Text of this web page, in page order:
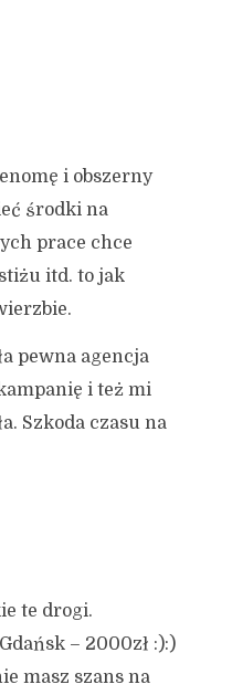
i obszerny
środki na
prace chce
itd. to jak
pewna agencja
i też mi
Szkoda czasu na
te drogi.
– 2000zł :):)
masz szans na